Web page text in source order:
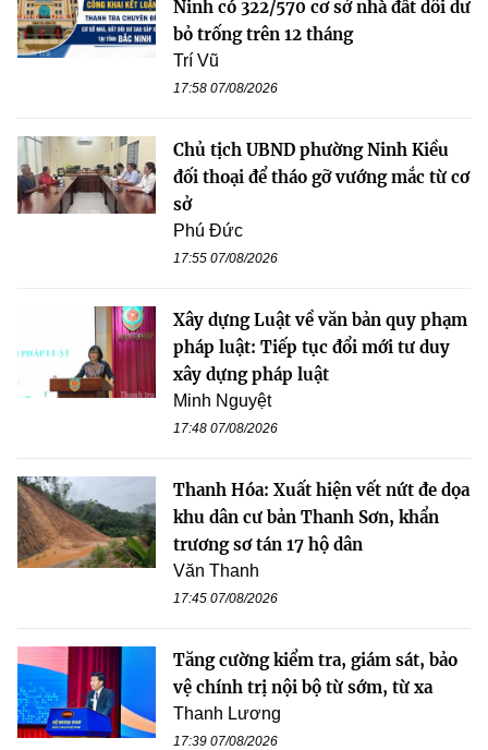
Ninh có 322/570 cơ sở nhà đất dôi dư
bỏ trống trên 12 tháng
Trí Vũ
17:58 07/08/2026
Chủ tịch UBND phường Ninh Kiều
đối thoại để tháo gỡ vướng mắc từ cơ
sở
Phú Đức
17:55 07/08/2026
Xây dựng Luật về văn bản quy phạm
pháp luật: Tiếp tục đổi mới tư duy
xây dựng pháp luật
Minh Nguyệt
17:48 07/08/2026
Thanh Hóa: Xuất hiện vết nứt đe dọa
khu dân cư bản Thanh Sơn, khẩn
trương sơ tán 17 hộ dân
Văn Thanh
17:45 07/08/2026
Tăng cường kiểm tra, giám sát, bảo
vệ chính trị nội bộ từ sớm, từ xa
Thanh Lương
17:39 07/08/2026